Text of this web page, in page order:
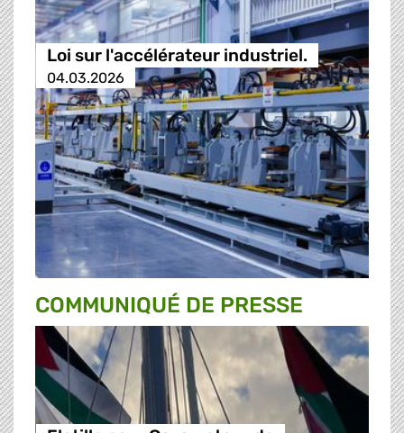
Loi sur l'accélérateur industriel.
04.03.2026
COMMUNIQUÉ DE PRESSE